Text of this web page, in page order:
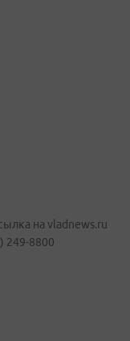
на vladnews.ru
249-8800